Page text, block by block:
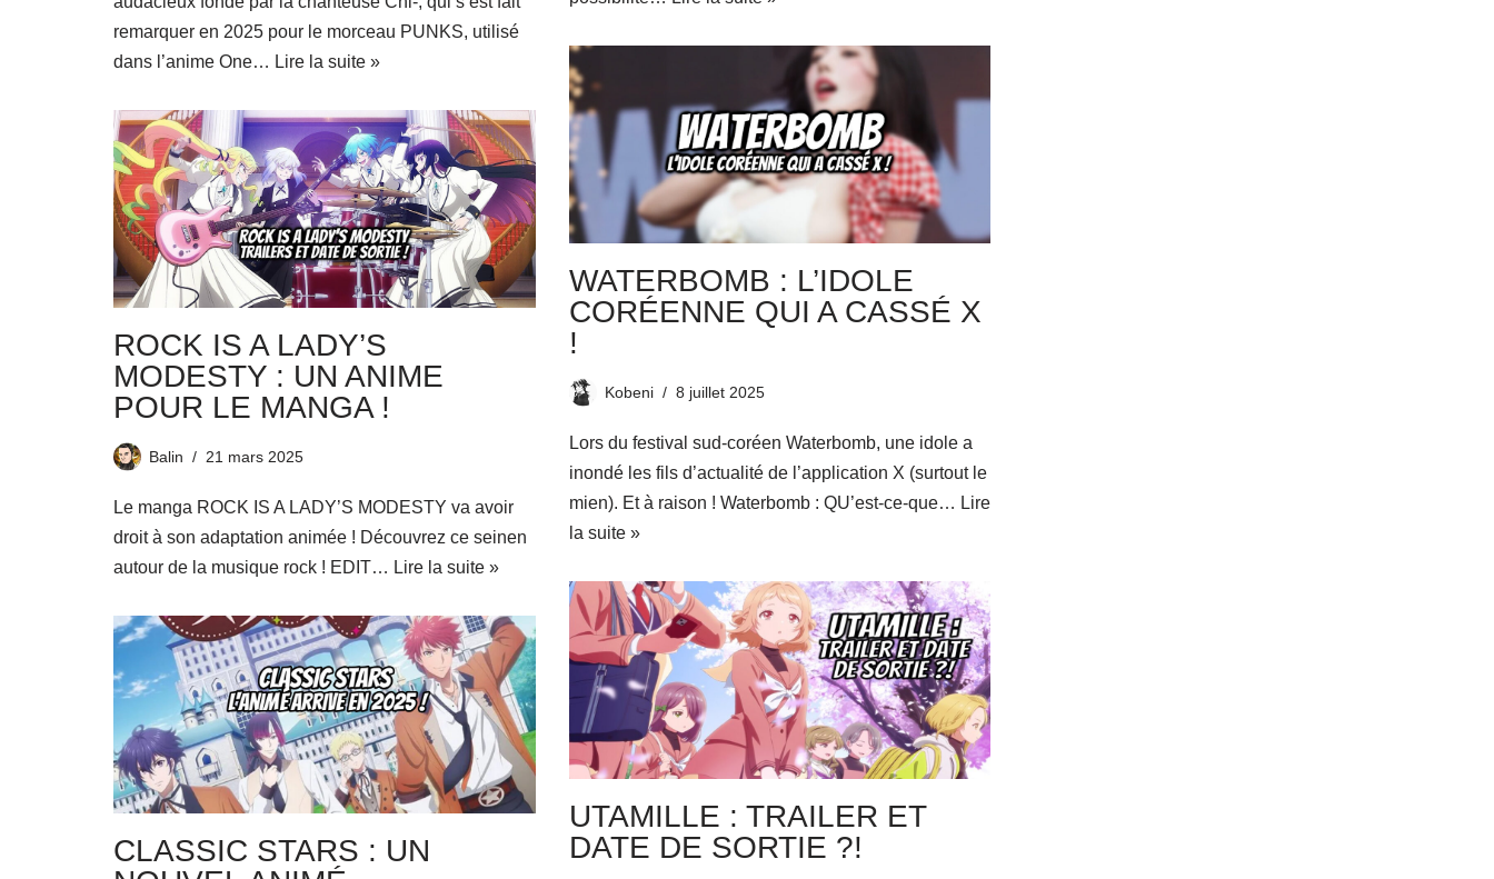
remarquer en 2025 pour le morceau PUNKS, utilisé
dans l’anime One… Lire la suite »
WATERBOMB : L’IDOLE
CORÉENNE QUI A CASSÉ X
!
Kobeni 8 juillet 2025
Lors du festival sud-coréen Waterbomb, une idole a
inondé les fils d’actualité de l’application X (surtout le
mien). Et à raison ! Waterbomb : QU’est-ce-que… Lire
la suite »
ROCK IS A LADY’S
MODESTY : UN ANIME
POUR LE MANGA !
Balin 21 mars 2025
Le manga ROCK IS A LADY’S MODESTY va avoir
droit à son adaptation animée ! Découvrez ce seinen
autour de la musique rock ! EDIT… Lire la suite »
UTAMILLE : TRAILER ET
DATE DE SORTIE ?!
CLASSIC STARS : UN